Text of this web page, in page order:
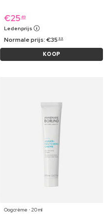
€25 49
Ledenprijs
Normale prijs:€35 99
KOOP
Oogcrème ⋅ 20 ml